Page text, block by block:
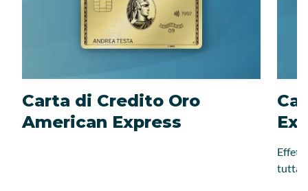
Carta di Credito Oro
American Express
tutta